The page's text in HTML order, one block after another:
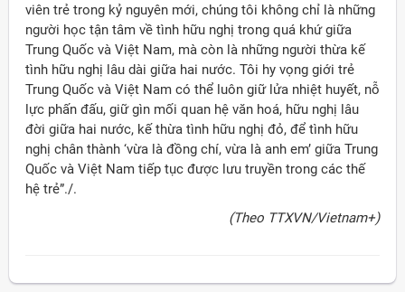
viên trẻ trong kỷ nguyên mới, chúng tôi không chỉ là những
người học tận tâm về tình hữu nghị trong quá khứ giữa
Trung Quốc và Việt Nam, mà còn là những người thừa kế
tình hữu nghị lâu dài giữa hai nước. Tôi hy vọng giới trẻ
Trung Quốc và Việt Nam có thể luôn giữ lửa nhiệt huyết, nỗ
lực phấn đấu, giữ gìn mối quan hệ văn hoá, hữu nghị lâu
đời giữa hai nước, kế thừa tình hữu nghị đỏ, để tình hữu
nghị chân thành ‘vừa là đồng chí, vừa là anh em’ giữa Trung
Quốc và Việt Nam tiếp tục được lưu truyền trong các thế
hệ trẻ”./.
(Theo TTXVN/Vietnam+)